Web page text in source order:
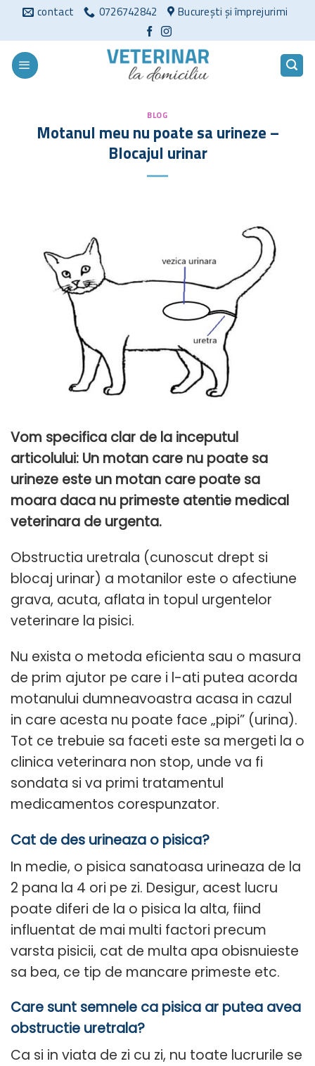
conținut
contact 0726742842 București și împrejurimi
BLOG
Motanul meu nu poate sa urineze –
Blocajul urinar
Vom specifica clar de la inceputul
articolului: Un motan care nu poate sa
urineze este un motan care poate sa
moara daca nu primeste atentie medical
veterinara de urgenta.
Obstructia uretrala (cunoscut drept si
blocaj urinar) a motanilor este o afectiune
grava, acuta, aflata in topul urgentelor
veterinare la pisici.
Nu exista o metoda eficienta sau o masura
de prim ajutor pe care i l-ati putea acorda
motanului dumneavoastra acasa in cazul
in care acesta nu poate face „pipi” (urina).
Tot ce trebuie sa faceti este sa mergeti la o
clinica veterinara non stop, unde va fi
sondata si va primi tratamentul
medicamentos corespunzator.
Cat de des urineaza o pisica?
In medie, o pisica sanatoasa urineaza de la
2 pana la 4 ori pe zi. Desigur, acest lucru
poate diferi de la o pisica la alta, fiind
influentat de mai multi factori precum
varsta pisicii, cat de multa apa obisnuieste
sa bea, ce tip de mancare primeste etc.
Care sunt semnele ca pisica ar putea avea
obstructie uretrala?
Ca si in viata de zi cu zi, nu toate lucrurile se